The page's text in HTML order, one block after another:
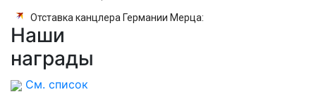
Отставка канцлера Германии Мерца:
последние новости на 7 августа 2026 и
Наши
награды
См. список